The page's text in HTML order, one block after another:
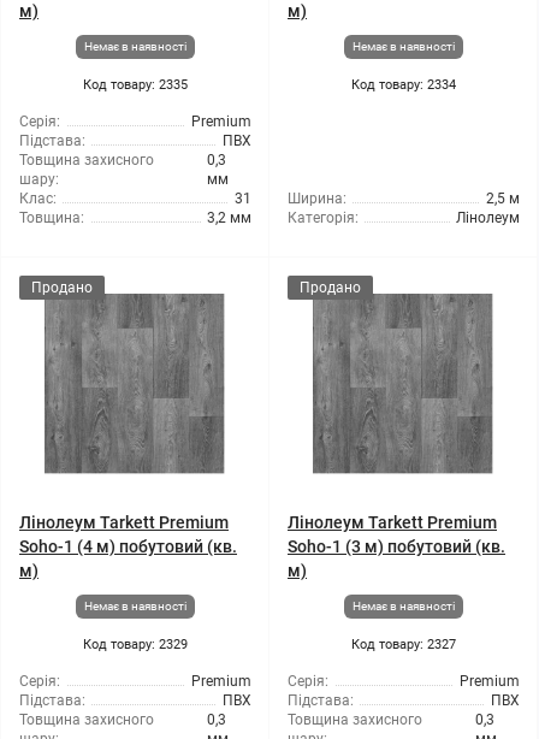
м)
Немає в наявності
Код товару: 2335
Серія:
Premium
Підстава:
ПВХ
Товщина захисного
шару:
0,3
мм
Клас:
31
Товщина:
3,2 мм
м)
Немає в наявності
Код товару: 2334
Ширина:
2,5 м
Категорія:
Лінолеум
Продано
Лінолеум Tarkett Premium
Soho-1 (4 м) побутовий (кв.
м)
Немає в наявності
Код товару: 2329
Серія:
Premium
Підстава:
ПВХ
Товщина захисного
0,3
Продано
Лінолеум Tarkett Premium
Soho-1 (3 м) побутовий (кв.
м)
Немає в наявності
Код товару: 2327
Серія:
Premium
Підстава:
ПВХ
Товщина захисного
0,3